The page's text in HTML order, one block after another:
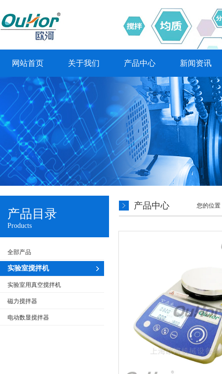
网站首页 关于我们 产品中心 新闻资讯
产品目录
Products
全部产品
实验室搅拌机
实验室用真空搅拌机
磁力搅拌器
电动数显搅拌器
产品中心 您的位置